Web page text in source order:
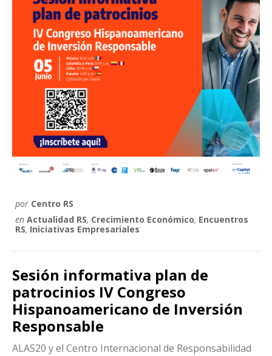
por Centro RS
en Actualidad RS, Crecimiento Económico, Encuentros
RS, Iniciativas Empresariales
Sesión informativa plan de
patrocinios IV Congreso
Hispanoamericano de Inversión
Responsable
ALAS20 y el Centro Internacional de Responsabilidad